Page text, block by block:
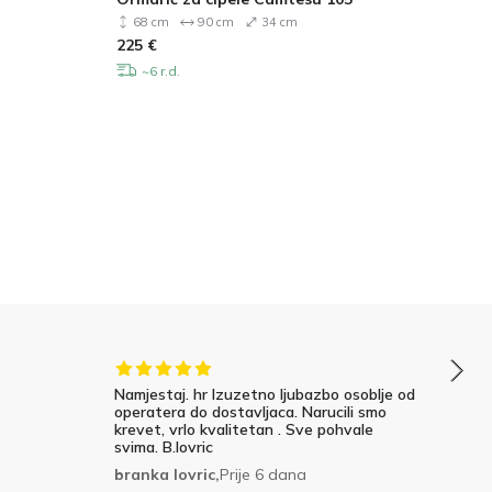
68 cm 90 cm 34 cm
225 €
~6 r.d.
Namjestaj. hr Izuzetno ljubazbo osoblje od
operatera do dostavljaca. Narucili smo
krevet, vrlo kvalitetan . Sve pohvale
svima. B.lovric
branka lovric,Prije 6 dana